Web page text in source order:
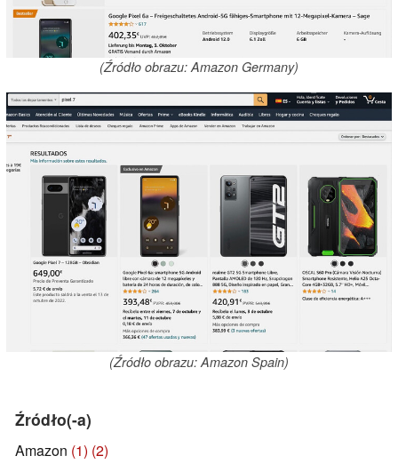
(Źródło obrazu: Amazon Germany)
(Źródło obrazu: Amazon Spain)
Źródło(-a)
Amazon (1) (2)